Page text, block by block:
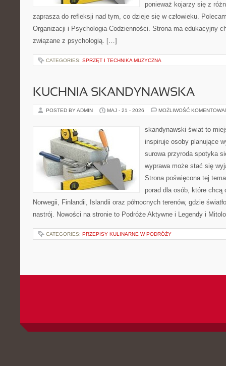
ponieważ kojarzy się z
zaprasza do refleksji nad tym, co dzieje się w człowieku.
Organizacji i Psychologia Codzienności. Strona ma edukacyjny
związane z psychologią. […]
CATEGORIES: SPRZĘT I TECHNIKA MUZYCZNA
KUCHNIA SKANDYNAWSKA
POSTED BY ADMIN MAJ - 21 - 2026 MOŻLIWOŚĆ
skandynawski świat to
inspiruje osoby planujące
surowa przyroda spotyka
wyprawa może stać się
Strona poświęcona tej
porad dla osób, które chcą
Norwegii, Finlandii, Islandii oraz północnych terenów, gdzie
nastrój. Nowości na stronie to Podróże Aktywne i Legendy i
CATEGORIES: PRZEPISY KULINARNE W PODRÓŻY